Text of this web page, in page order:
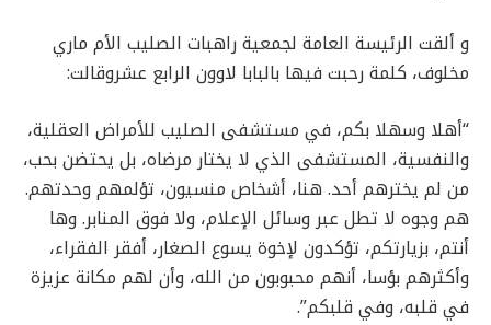
و ألقت الرئيسة العامة لجمعية راهبات الصليب الأم ماري
مخلوف، كلمة رحبت فيها بالبابا لاوون الرابع عشروقالت:
“أهلا وسهلا بكم، في مستشفى الصليب للأمراض العقلية،
والنفسية، المستشفى الذي لا يختار مرضاه، بل يحتضن بحب،
من لم يخترهم أحد. هنا، أشخاص منسيون، تؤلمهم وحدتهم.
هم وجوه لا تطل عبر وسائل الإعلام، ولا فوق المنابر. وها
أنتم، بزيارتكم، تؤكدون لإخوة يسوع الصغار، أفقر الفقراء،
وأكثرهم بؤسا، أنهم محبوبون من الله، وأن لهم مكانة عزيزة
في قلبه، وفي قلبكم”.